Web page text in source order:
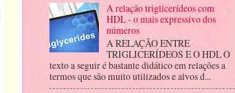
A relação triglicerídeos com
HDL - o mais expressivo dos
números
A RELAÇÃO ENTRE
TRIGLICERÍDEOS E O HDL O
texto a seguir é bastante didático em relações a
termos que são muito utilizados e alvos d...